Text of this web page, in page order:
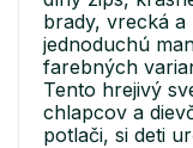
brady, vrecká
jednoduchú
farebných
Tento hrejivý
chlapcov a
potlači, si deti